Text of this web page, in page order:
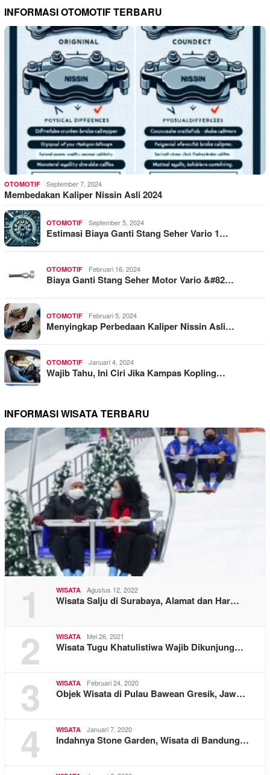
INFORMASI OTOMOTIF TERBARU
OTOMOTIF September 7, 2024
Membedakan Kaliper Nissin Asli 2024
OTOMOTIF September 5, 2024
Estimasi Biaya Ganti Stang Seher Vario 1…
OTOMOTIF Februari 16, 2024
Biaya Ganti Stang Seher Motor Vario &#82…
OTOMOTIF Februari 5, 2024
Menyingkap Perbedaan Kaliper Nissin Asli…
OTOMOTIF Januari 4, 2024
Wajib Tahu, Ini Ciri Jika Kampas Kopling…
INFORMASI WISATA TERBARU
1 WISATA Agustus 12, 2022
Wisata Salju di Surabaya, Alamat dan Har…
2 WISATA Mei 26, 2021
Wisata Tugu Khatulistiwa Wajib Dikunjung…
3 WISATA Februari 24, 2020
Objek Wisata di Pulau Bawean Gresik, Jaw…
4 WISATA Januari 7, 2020
Indahnya Stone Garden, Wisata di Bandung…